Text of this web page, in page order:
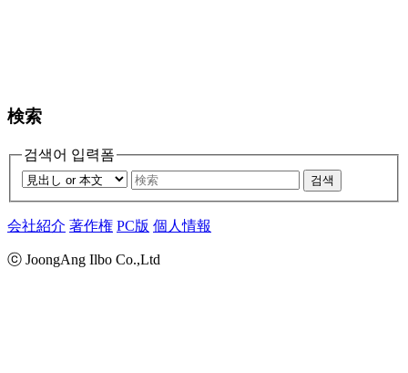
検索
검색어 입력폼
검색
会社紹介 著作権 PC版 個人情報
ⓒ JoongAng Ilbo Co.,Ltd